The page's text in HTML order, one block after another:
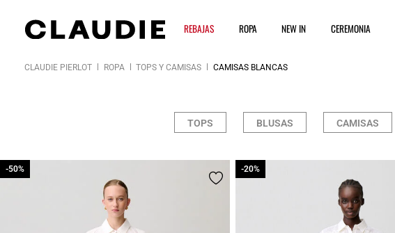
REBAJAS ROPA NEW IN CEREMONIA
CLAUDIE PIERLOT ROPA TOPS Y CAMISAS CAMISAS BLANCAS
TOPS BLUSAS CAMISAS
-50%
-50% -20%
-20%